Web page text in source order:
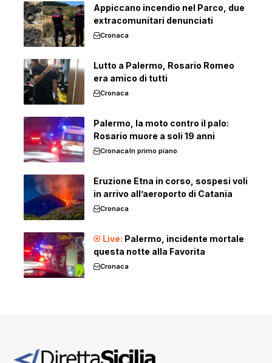
Appiccano incendio nel Parco, due
extracomunitari denunciati
Cronaca
Lutto a Palermo, Rosario Romeo
era amico di tutti
Cronaca
Palermo, la moto contro il palo:
Rosario muore a soli 19 anni
CronacaIn primo piano
Eruzione Etna in corso, sospesi voli
in arrivo all’aeroporto di Catania
Cronaca
Palermo, incidente mortale
questa notte alla Favorita
Cronaca